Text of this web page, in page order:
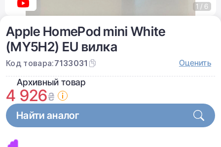
Apple HomePod mini White
(MY5H2) EU вилка
Код товара:7133031 Оценить
Архивный товар
4 926₴
Найти аналог
1 / 6